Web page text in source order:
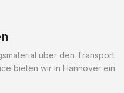
über den Transport
bieten wir in Hannover ein